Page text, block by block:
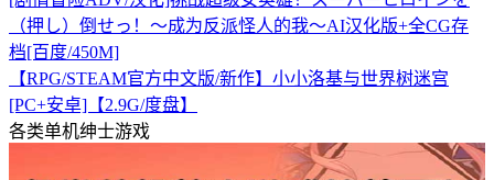
（押し）倒せっ！～成为反派怪人的我～AI汉化版+全CG存
档[百度/450M]
【RPG/STEAM官方中文版/新作】小小洛基与世界树迷宫
[PC+安卓]【2.9G/度盘】
各类单机绅士游戏